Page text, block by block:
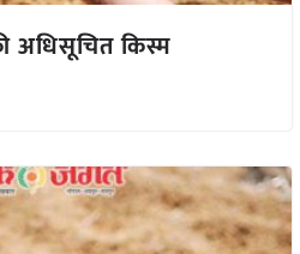
अधिसूचित किस्म